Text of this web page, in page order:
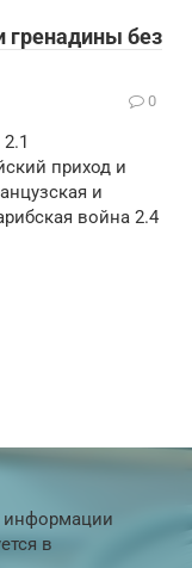
гренадины без
0
приход и
и
война 2.4
информации
в